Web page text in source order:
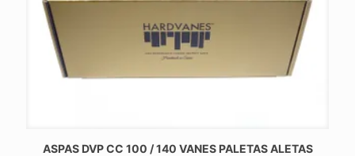
ASPAS DVP CC 100 / 140 VANES PALETAS ALETAS